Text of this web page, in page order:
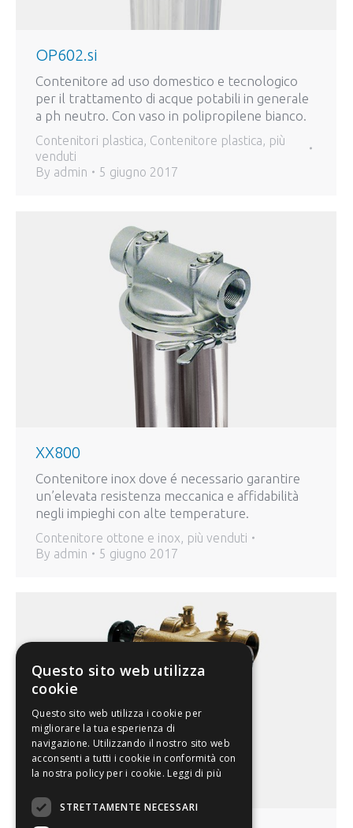
OP602.si
Contenitore ad uso domestico e tecnologico
per il trattamento di acque potabili in generale
a ph neutro. Con vaso in polipropilene bianco.
Contenitori plastica, Contenitore plastica, più
venduti
By admin 5 giugno 2017
XX800
Contenitore inox dove é necessario garantire
un’elevata resistenza meccanica e affidabilità
negli impieghi con alte temperature.
Contenitore ottone e inox, più venduti
By admin 5 giugno 2017
Questo sito web utilizza
cookie
Questo sito web utilizza i cookie per
migliorare la tua esperienza di
navigazione. Utilizzando il nostro sito web
acconsenti a tutti i cookie in conformità con
la nostra policy per i cookie. Leggi di più
STRETTAMENTE NECESSARI